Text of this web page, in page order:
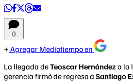
0
Agregar Mediotiempo en
La llegada deTeoscar Hernández a la
gerencia firmó de regreso a Santiago